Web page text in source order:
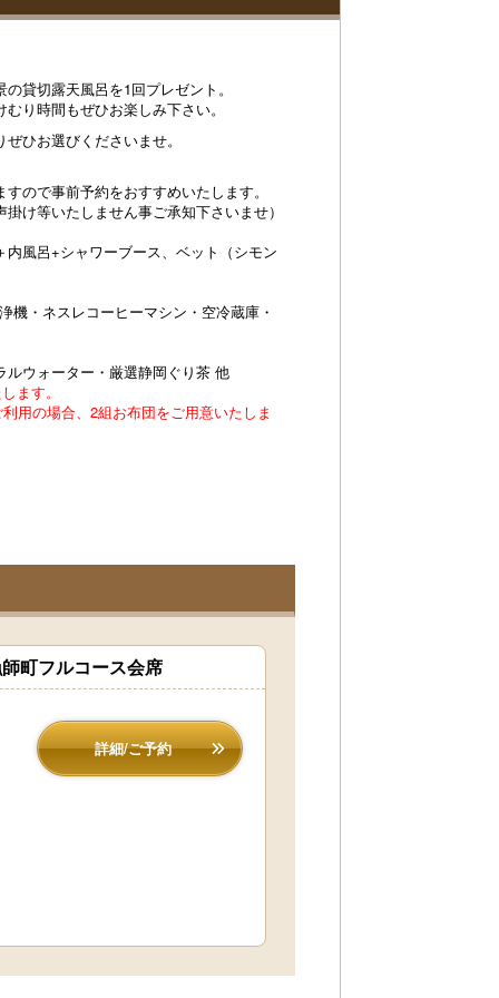
貸切露天風呂を1回プレゼント。
り時間もぜひお楽しみ下さい。
ひお選びくださいませ。
ので事前予約をおすすめいたします。
け等いたしません事ご承知下さいませ）
風呂+シャワーブース、ベット（シモン
機・ネスレコーヒーマシン・空冷蔵庫・
ウォーター・厳選静岡ぐり茶 他
ます。
用の場合、2組お布団をご用意いたしま
町フルコース会席
詳細/ご予約